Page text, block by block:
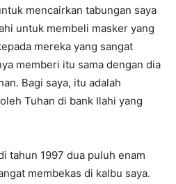
mencairkan tabungan saya
untuk membeli masker yang
mereka yang sangat
memberi itu sama dengan dia
Bagi saya, itu adalah
Tuhan di bank Ilahi yang
tahun 1997 dua puluh enam
membekas di kalbu saya.